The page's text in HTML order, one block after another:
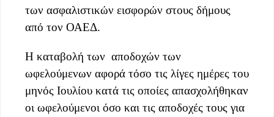
των ασφαλιστικών εισφορών στους δήμους
από τον ΟΑΕΔ.
Η καταβολή των αποδοχών των
ωφελούμενων αφορά τόσο τις λίγες ημέρες του
μηνός Ιουλίου κατά τις οποίες απασχολήθηκαν
οι ωφελούμενοι όσο και τις αποδοχές τους για